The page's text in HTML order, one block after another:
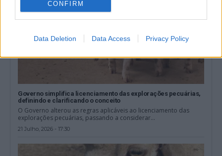
CONFIRM
Data Deletion Data Access Privacy Policy
Governo simplifica licenciamento das explorações pecuárias,
definindo e clarificando o conceito
O Governo alterou as regras aplicáveis ao licenciamento das
explorações pecuárias, passando a considerar...
21 Julho, 2026 - 17:30